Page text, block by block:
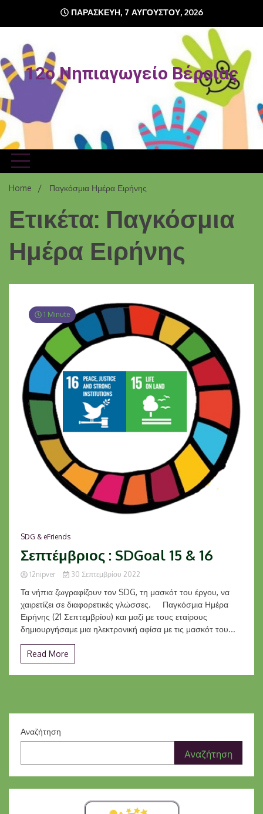
content
ΠΑΡΑΣΚΕΥΉ, 7 ΑΥΓΟΎΣΤΟΥ, 2026
12o Νηπιαγωγείο Βέροιας
Home Παγκόσμια Ημέρα Ειρήνης
Ετικέτα: Παγκόσμια
Ημέρα Ειρήνης
1 Minute
SDG & eFriends
Σεπτέμβριος : SDGoal 15 & 16
12nipver 30 Σεπτεμβρίου 2022
Τα νήπια ζωγραφίζουν τον SDG, τη μασκότ του έργου, να
χαιρετίζει σε διαφορετικές γλώσσες. Παγκόσμια Ημέρα
Ειρήνης (21 Σεπτεμβρίου) και μαζί με τους εταίρους
δημιουργήσαμε μια ηλεκτρονική αφίσα με τις μασκότ του...
Read More
Αναζήτηση
Αναζήτηση